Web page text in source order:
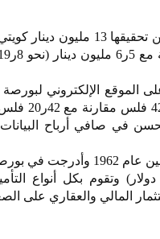
الإلكتروني لبورصة
في صافي أرباح
دينار (نحو 1ر107 مليون دولار)
المالي والعقاري على